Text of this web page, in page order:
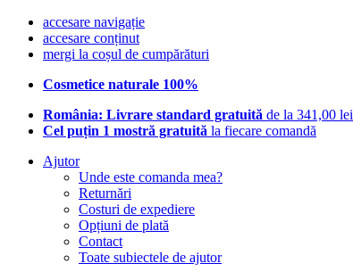
accesare navigație
accesare conținut
mergi la coșul de cumpărături
Cosmetice naturale 100%
România: Livrare standard gratuită de la 341,00 lei
Cel puțin 1 mostră gratuită la fiecare comandă
Ajutor
Unde este comanda mea?
Returnări
Costuri de expediere
Opțiuni de plată
Contact
Toate subiectele de ajutor